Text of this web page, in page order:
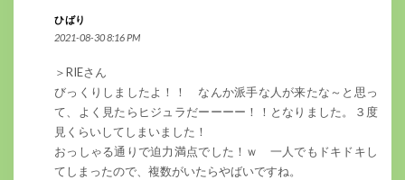
ひばり
2021-08-30 8:16 PM
＞RIEさん
びっくりしましたよ！！ なんか派手な人が来たな～と思っ
て、よく見たらヒジュラだーーーー！！となりました。３度
見くらいしてしまいました！
おっしゃる通りで迫力満点でした！ｗ 一人でもドキドキし
てしまったので、複数がいたらやばいですね。